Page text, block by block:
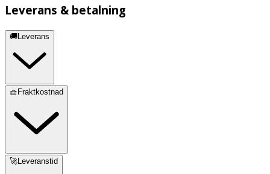
Leverans & betalning
🚚Leverans
🧺Fraktkostnad
🚀Leveranstid